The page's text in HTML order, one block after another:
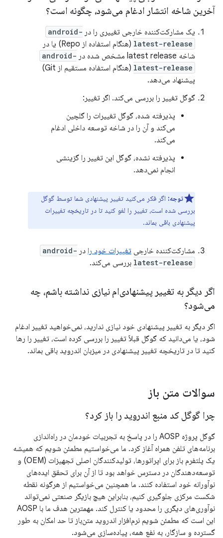
آخرین شاخه انتشار ادغام می‌شود، چگونه است؟
یک مشارکت‌کننده خارجی تغییری را در android-
latest-release
(هنگام استفاده از Repo) یا در
شاخه latest release مشخص شده در
android-
latest-release
(هنگام استفاده مستقیم از Git)
پیشنهاد می‌دهد.
گوگل تغییر را بررسی می‌کند. اگر تغییر:
پذیرفته شده، گوگل تغییرات را گلچین
می‌کند و آن را در شاخه توسعه داخلی ادغام
می‌کند.
پذیرفته نشده، گوگل این تغییر را گزینشی
انجام نمی‌دهد.
توجه: اگر فکر می‌کنید تغییر پیشنهادی شما توسط گوگل
بررسی شده است، تغییر را لغو کنید تا در تاریخچه تغییرات
پیشنهادی باقی بماند.
مشارکت‌کننده خارجی تغییرات خود را در android-
latest-release بررسی می‌کند.
اگر دیگر به تغییر پیشنهادی‌ام نیازی نداشته باشم، چه
می‌شود؟
اگر دیگر به تغییر پیشنهادی خود نیازی ندارید، نمی‌خواهید تغییر ادغام
شود، یا می‌دانید که گوگل قبلاً تغییر را بررسی کرده است، تغییر را رها
کنید تا در تاریخچه تغییر پیشنهادی در میزبان اندروید باقی بماند.
سوالات متن باز
چرا گوگل کد منبع اندروید را باز کرد؟
گوگل پروژه AOSP را در پاسخ به تجربیات خودمان در راه‌اندازی
برنامه‌های تلفن همراه آغاز کرد. ما می‌خواستیم مطمئن شویم که همیشه
یک پلتفرم باز برای اپراتورها، تولیدکنندگان اصلی تجهیزات (OEM) و
توسعه‌دهندگان در دسترس خواهد بود تا از آن برای تحقق ایده‌های
نوآورانه خود استفاده کنند. ما همچنین می‌خواستیم از هرگونه نقطه
شکست مرکزی جلوگیری کنیم، بنابراین هیچ بازیگر صنعتی نمی‌تواند
نوآوری‌های دیگری را محدود یا کنترل کند. مهمترین هدف ما با AOSP
این است که مطمئن شویم نرم‌افزار اندروید متن‌باز تا حد امکان به طور
گسترده و سازگار، به نفع همه، پیاده‌سازی می‌شود.